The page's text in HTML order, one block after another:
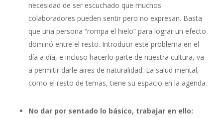
necesidad de ser escuchado que muchos
colaboradores pueden sentir pero no expresan. Basta
que una persona “rompa el hielo” para lograr un efecto
dominó entre el resto. Introducir este problema en el
día a día, e incluso hacerlo parte de nuestra cultura, va
a permitir darle aires de naturalidad. La salud mental,
como el resto de temas, tiene su espacio en la agenda.
No dar por sentado lo básico, trabajar en ello: